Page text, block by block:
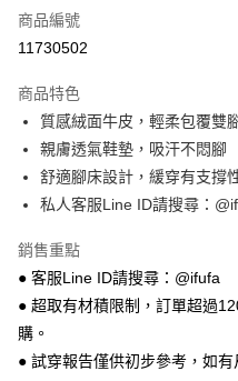
Apple Pay
悠遊付
Google Pay
全盈+PAY
相關說明
【關於「AFTEE先享後付」】
AFTEE先享後付是「在收到商品
１．簡單：不需註冊會員、不需綁
２．便利：只要手機號碼，簡訊認
ATM付款
運送方式
商品編號
11730502
商品特色
質感絨面牛皮，輕柔包覆雙
親膚透氣鞋墊，吸汗不悶腳
舒適腳床設計，緩穿有支撐
私人客服Line ID請搜尋：
銷售重點
● 客服Line ID請搜尋：@ifufa
● 超取有材積限制，訂單超過
購。
● 試穿報告僅供初步參考，如